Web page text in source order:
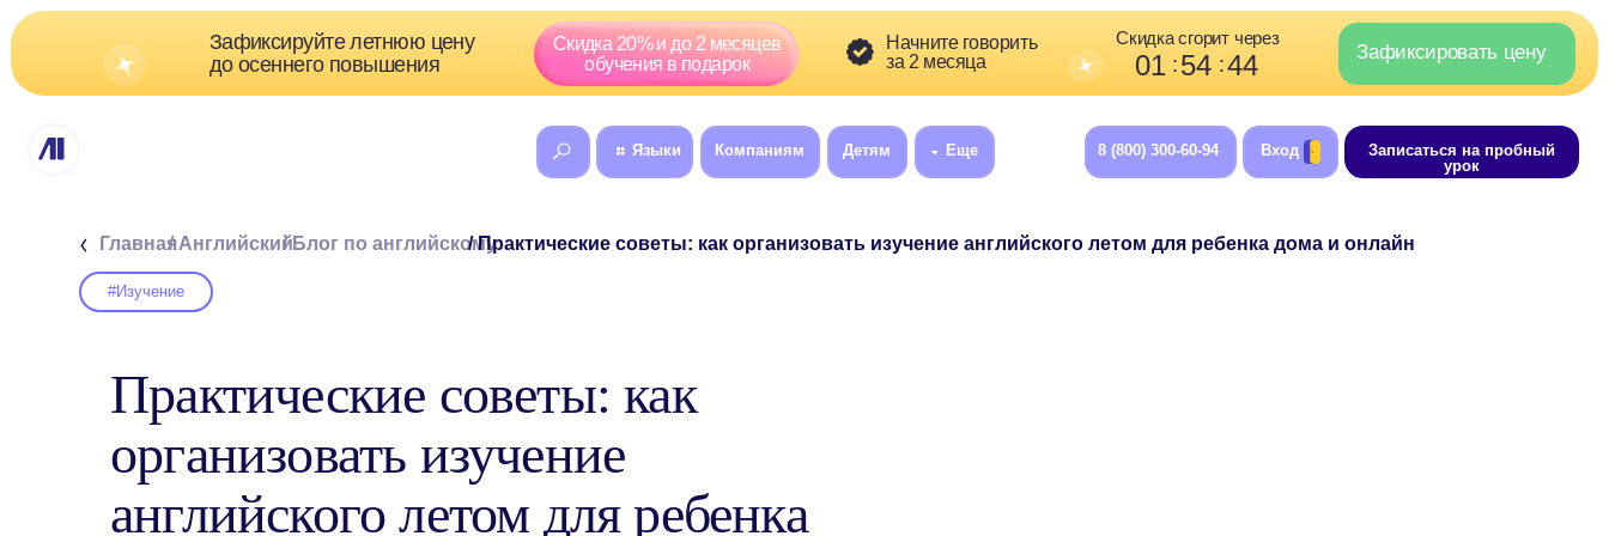
Зафиксировать цену
Начните говорить
за 2 месяца
Скидка 20% и до 2 месяцев
обучения в подарок
Зафиксируйте летнюю цену
до осеннего повышения
01 :
54 44
Скидка сгорит через
Языки Компаниям 8 (800) 300-60-94 Записаться на пробный
урок
Практические советы: как
организовать изучение
английского летом для ребенка